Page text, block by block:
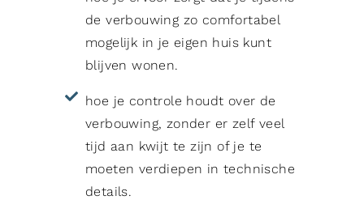
de verbouwing zo comfortabel
mogelijk in je eigen huis kunt
blijven wonen.
hoe je controle houdt over de
verbouwing, zonder er zelf veel
tijd aan kwijt te zijn of je te
moeten verdiepen in technische
details.